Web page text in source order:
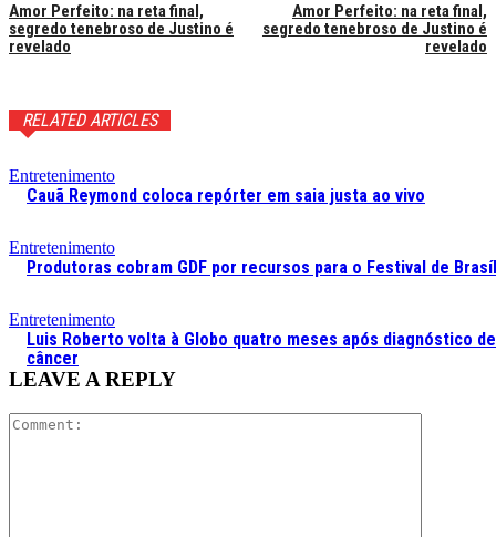
Amor Perfeito: na reta final,
segredo tenebroso de Justino é
revelado
Amor Perfeito: na reta final,
segredo tenebroso de Justino é
revelado
RELATED ARTICLES
Entretenimento
Cauã Reymond coloca repórter em saia justa ao vivo
Entretenimento
Produtoras cobram GDF por recursos para o Festival de
Entretenimento
Luis Roberto volta à Globo quatro meses após diagnóstico de
câncer
LEAVE A REPLY